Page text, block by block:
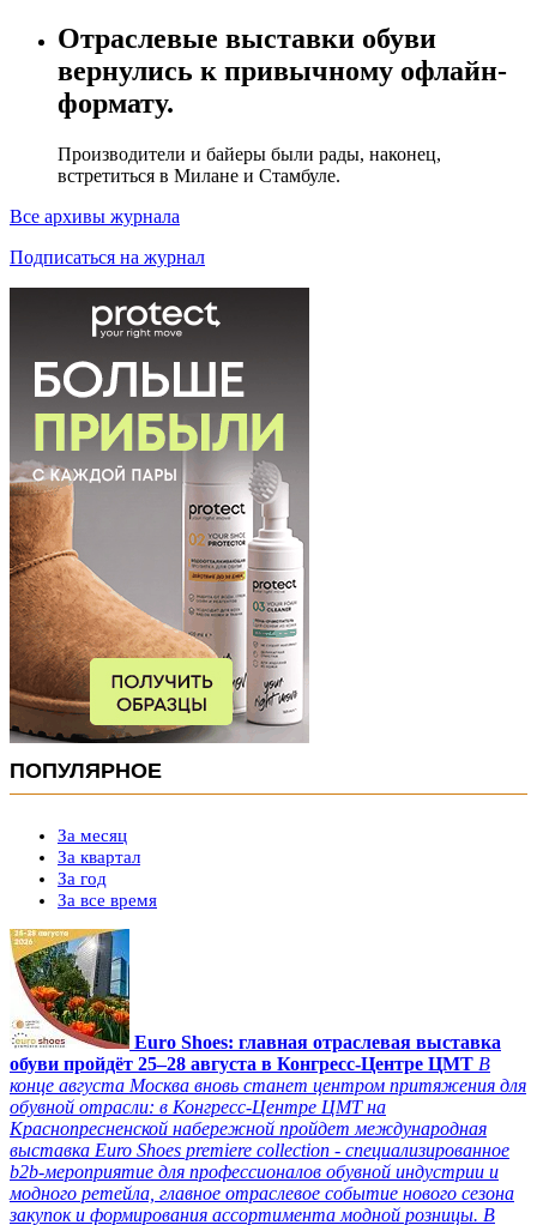
Отраслевые выставки обуви
вернулись к привычному офлайн-
формату.
Производители и байеры были рады, наконец,
встретиться в Милане и Стамбуле.
Все архивы журнала
Подписаться на журнал
ПОПУЛЯРНОЕ
За месяц
За квартал
За год
За все время
Euro Shoes: главная отраслевая выставка
обуви пройдёт 25–28 августа в Конгресс‑Центре ЦМТ В
конце августа Москва вновь станет центром притяжения для
обувной отрасли: в Конгресс-Центре ЦМТ на
Краснопресненской набережной пройдет международная
выставка Euro Shoes premiere collection - специализированное
b2b-мероприятие для профессионалов обувной индустрии и
модного ретейла, главное отраслевое событие нового сезона
закупок и формирования ассортимента модной розницы. В